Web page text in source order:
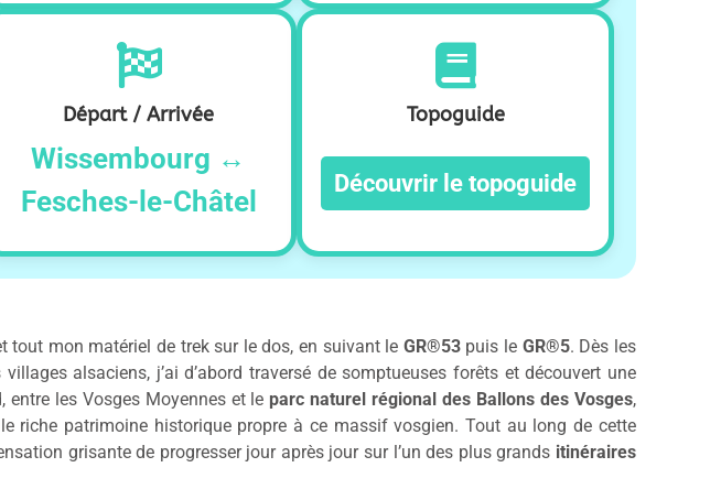
Départ / Arrivée
Wissembourg ↔
Fesches-le-Châtel
Topoguide
Découvrir le topoguide
tout mon matériel de trek sur le dos, en suivant le GR®53puis le GR®5. Dès les
alsaciens, j’ai d’abord traversé de somptueuses forêts et découvert une
entre les Vosges Moyennes et le parc naturel régional des Ballons des Vosges,
riche patrimoine historique propre à ce massif vosgien. Tout au long de cette
grisante de progresser jour après jour sur l’un des plus grands itinéraires